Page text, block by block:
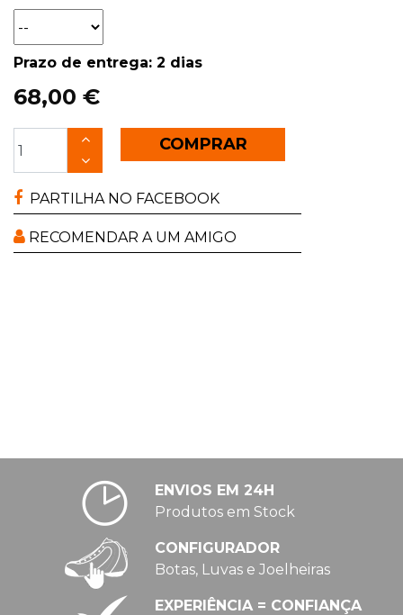
Prazo de entrega: 2 dias
68,00 €
COMPRAR
PARTILHA NO FACEBOOK
RECOMENDAR A UM AMIGO
ENVIOS EM 24H
Produtos em Stock
CONFIGURADOR
Botas, Luvas e Joelheiras
EXPERIÊNCIA = CONFIANÇA